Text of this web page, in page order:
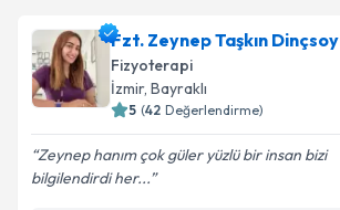
Fzt. Zeynep Taşkın Dinçsoy
Fizyoterapi
İzmir, Bayraklı
5 (42 Değerlendirme)
Zeynep hanım çok güler yüzlü bir insan bizi
bilgilendirdi her...